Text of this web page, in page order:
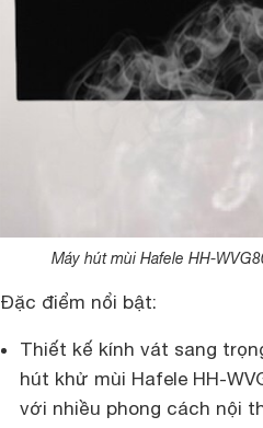
Máy hút mùi Hafele HH-
Đặc điểm nổi bật:
Thiết kế kính vát sang
hút khử mùi Hafele HH-
với nhiều phong cách nội